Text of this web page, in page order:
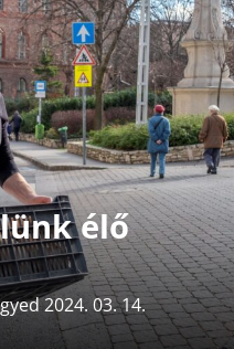
élő
2024. 03. 14.